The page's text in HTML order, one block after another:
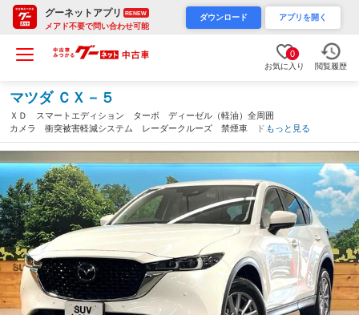
グーネットアプリ RENEW
メアド不要で問い合わせ可能
ダウンロード アプリを開く
0
お気に入り 閲覧履歴
マツダ ＣＸ－５
ＸＤ スマートエディション ターボ ディーゼル（軽油）全周囲
カメラ 衝突被害軽減システム レーダークルーズ 禁煙車 ドラ
レコ コーナーセンサー スマートキー ＬＥＤヘッド ＥＴＣ
純正１７インチアルミ オートハイビーム（熊本県）
もっと見る